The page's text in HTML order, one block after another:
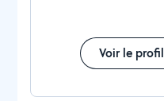
Voir le profil